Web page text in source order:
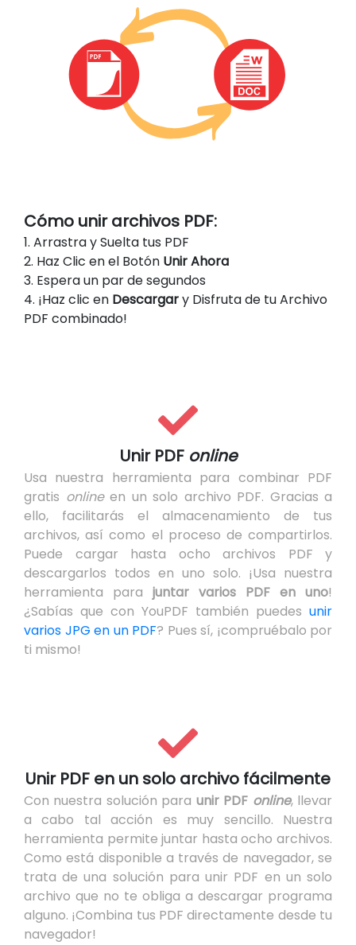
Cómo unir archivos PDF:
1. Arrastra y Suelta tus PDF
2. Haz Clic en el Botón Unir Ahora
3. Espera un par de segundos
4. ¡Haz clic en Descargary Disfruta de tu Archivo
PDF combinado!
Unir PDF online
Usa nuestra herramienta para combinar PDF
gratis onlineen un solo archivo PDF. Gracias a
ello, facilitarás el almacenamiento de tus
archivos, así como el proceso de compartirlos.
Puede cargar hasta ocho archivos PDF y
descargarlos todos en uno solo. ¡Usa nuestra
herramienta para juntar varios PDF en uno!
¿Sabías que con YouPDF también puedes unir
varios JPG en un PDF? Pues sí, ¡compruébalo por
ti mismo!
Unir PDF en un solo archivo fácilmente
Con nuestra solución para unir PDF online, llevar
a cabo tal acción es muy sencillo. Nuestra
herramienta permite juntar hasta ocho archivos.
Como está disponible a través de navegador, se
trata de una solución para unir PDF en un solo
archivo que no te obliga a descargar programa
alguno. ¡Combina tus PDF directamente desde tu
navegador!